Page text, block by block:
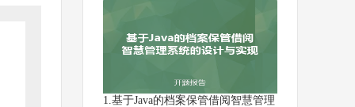
1.基于Java的档案保管借阅智慧管理